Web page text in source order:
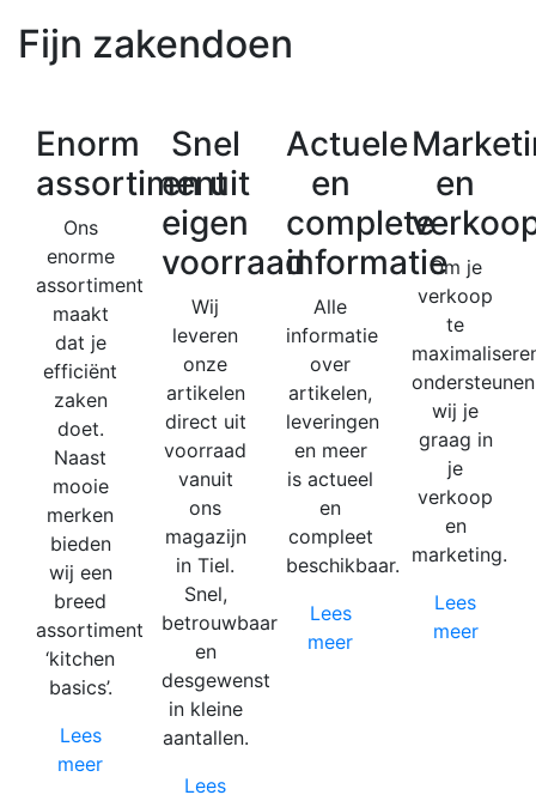
Fijn zakendoen
Enorm
assortiment
Ons
enorme
assortiment
maakt
dat je
efficiënt
zaken
doet.
Naast
mooie
merken
bieden
wij een
breed
assortiment
‘kitchen
basics’.
Lees
meer
Snel
en uit
eigen
voorraad
Wij
leveren
onze
artikelen
direct uit
voorraad
vanuit
ons
magazijn
in Tiel.
Snel,
betrouwbaar
en
desgewenst
in kleine
aantallen.
Lees
Actuele
en
complete
informatie
Alle
informatie
over
artikelen,
leveringen
en meer
is actueel
en
compleet
beschikbaar.
Lees
meer
en
Om je
verkoop
te
ondersteunen
wij je
graag in
je
verkoop
en
marketing.
Lees
meer